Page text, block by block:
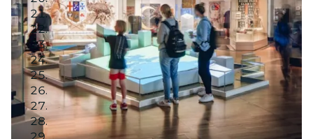
Image 1
Image 2
Image 3
Image 4
Image 5